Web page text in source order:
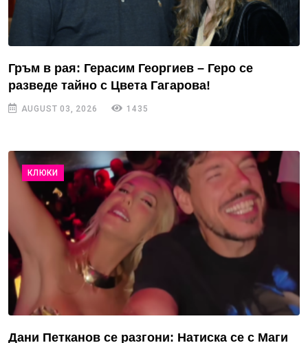
Гръм в рая: Герасим Георгиев – Геро се
разведе тайно с Цвета Гагарова!
AUGUST 03, 2026 1435
КЛЮКИ
Дани Петканов се разгони: Натиска се с Маги